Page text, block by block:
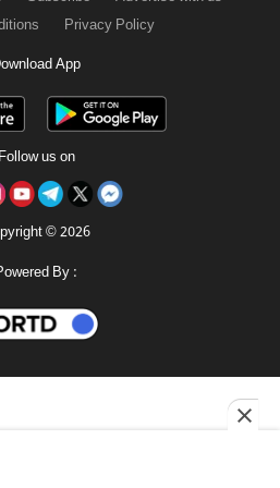
Privacy Policy
App
Follow us on
© 2026
By :